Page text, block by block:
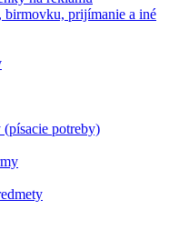
birmovku, prijímanie a iné
(písacie potreby)